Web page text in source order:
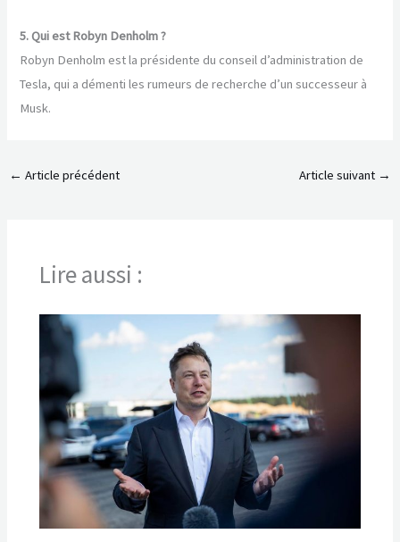
5. Qui est Robyn Denholm ?
Robyn Denholm est la présidente du conseil d’administration de
Tesla, qui a démenti les rumeurs de recherche d’un successeur à
Musk.
← Article précédent Article suivant →
Lire aussi :